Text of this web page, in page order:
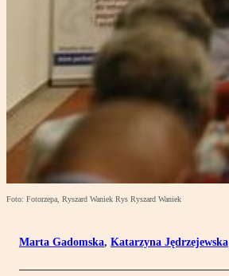
Foto: Fotorzepa, Ryszard Waniek Rys Ryszard Waniek
Marta Gadomska, Katarzyna Jędrzejewska